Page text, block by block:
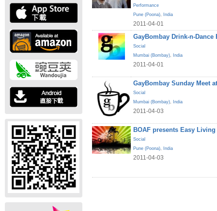
Performance
Pune (Poona), India
2011-04-01
GayBombay Drink-n-Dance
Social
Mumbai (Bombay), India
2011-04-01
GayBombay Sunday Meet
Social
Mumbai (Bombay), India
2011-04-03
BOAF presents Easy
Social
Pune (Poona), India
2011-04-03